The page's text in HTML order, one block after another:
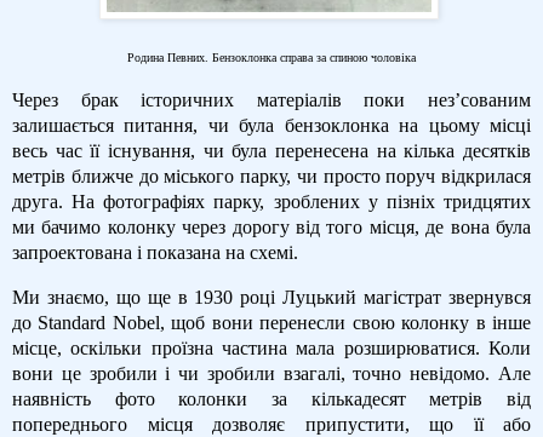
Родина Певних. Бензоклонка справа за спиною чоловіка
Через брак історичних матеріалів поки нез’сованим
залишається питання, чи була бензоклонка на цьому місці
весь час її існування, чи була перенесена на кілька десятків
метрів ближче до міського парку, чи просто поруч відкрилася
друга. На фотографіях парку, зроблених у пізніх тридцятих
ми бачимо колонку через дорогу від того місця, де вона була
запроектована і показана на схемі.
Ми знаємо, що ще в 1930 році Луцький магістрат звернувся
до Standard Nobel, щоб вони перенесли свою колонку в інше
місце, оскільки проїзна частина мала розширюватися. Коли
вони це зробили і чи зробили взагалі, точно невідомо. Але
наявність фото колонки за кількадесят метрів від
попереднього місця дозволяє припустити, що її або